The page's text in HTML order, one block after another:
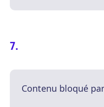
Contenu bloqué